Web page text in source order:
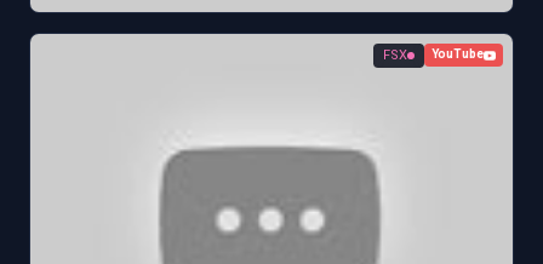
YouTube
FSX